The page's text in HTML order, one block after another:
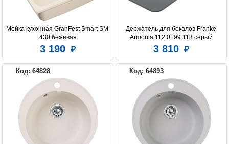
Мойка кухонная GranFest Smart SM
430 бежевая
3 190
Держатель для бокалов Franke
Armonia 112.0199.113 серый
3 810
Код: 64828 Код: 64893